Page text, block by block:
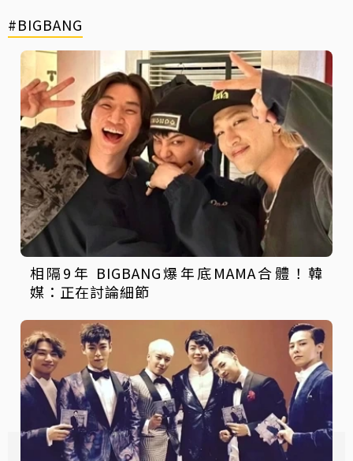
#BIGBANG
相隔9年 BIGBANG爆年底MAMA合體！韓
媒：正在討論細節